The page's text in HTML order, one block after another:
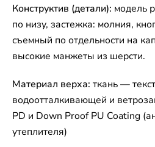
Конструктив (детали): модель
по низу, застежка: молния,
съемный по отдельности на
высокие манжеты из шерсти.
Материал верха: ткань —
водоотталкивающей и
PD и Down Proof PU Coating
утеплителя)